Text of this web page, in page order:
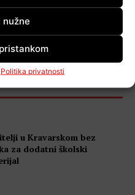
Politika privatnosti
u Kravarskom bez
za dodatni školski